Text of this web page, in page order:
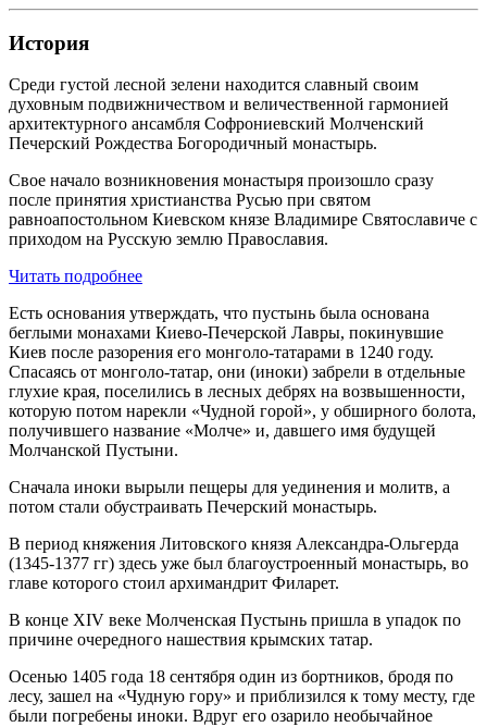
История
Среди густой лесной зелени находится славный своим
духовным подвижничеством и величественной гармонией
архитектурного ансамбля Софрониевский Молченский
Печерский Рождества Богородичный монастырь.
Свое начало возникновения монастыря произошло сразу
после принятия христианства Русью при святом
равноапостольном Киевском князе Владимире Святославиче с
приходом на Русскую землю Православия.
Читать подробнее
Есть основания утверждать, что пустынь была основана
беглыми монахами Киево-Печерской Лавры, покинувшие
Киев после разорения его монголо-татарами в 1240 году.
Спасаясь от монголо-татар, они (иноки) забрели в отдельные
глухие края, поселились в лесных дебрях на возвышенности,
которую потом нарекли «Чудной горой», у обширного болота,
получившего название «Молче» и, давшего имя будущей
Молчанской Пустыни.
Сначала иноки вырыли пещеры для уединения и молитв, а
потом стали обустраивать Печерский монастырь.
В период княжения Литовского князя Александра-Ольгерда
(1345-1377 гг) здесь уже был благоустроенный монастырь, во
главе которого стоил архимандрит Филарет.
В конце ХIV веке Молченская Пустынь пришла в упадок по
причине очередного нашествия крымских татар.
Осенью 1405 года 18 сентября один из бортников, бродя по
лесу, зашел на «Чудную гору» и приблизился к тому месту, где
были погребены иноки. Вдруг его озарило необычайное